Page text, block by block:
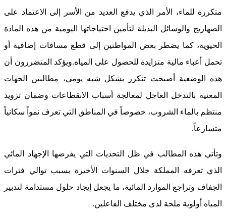
متكررة للماء، الأمر الذي يدفع العديد من الأسر إلى الاعتماد على
الصهاريج والوسائل البديلة لتأمين احتياجاتها اليومية من هذه المادة
الحيوية، كما يضطر بعض المواطنين إلى قطع مسافات إضافية أو
تحمل أعباء مالية متزايدة للحصول على المياه.ويؤكد المتضررون أن
هذه الوضعية أصبحت تتكرر بشكل شبه يومي، مطالبين الجهات
المعنية بالتدخل العاجل لمعالجة أسباب الانقطاعات وضمان تزويد
منتظم بالماء الشروب، خصوصاً في المناطق التي تعرف نمواً سكانياً
متسارعاً.
وتأتي هذه المطالب في ظل التحديات التي يفرضها الإجهاد المائي
الذي تعرفه المملكة خلال السنوات الأخيرة بسبب توالي فترات
الجفاف وتراجع الموارد المائية، ما يجعل إيجاد حلول مستدامة لتدبير
المياه أولوية ملحة لدى مختلف الفاعلين.